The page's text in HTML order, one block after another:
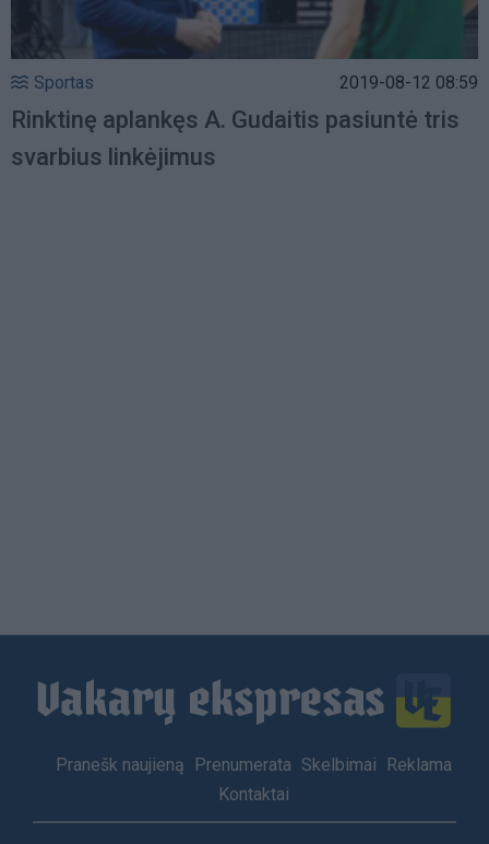
Sportas 2019-08-12 08:59
Rinktinę aplankęs A. Gudaitis pasiuntė tris
svarbius linkėjimus
Footer
Pranešk naujieną Prenumerata Skelbimai
Reklama
Kontaktai